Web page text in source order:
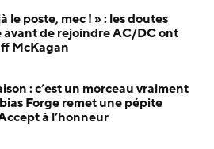
le poste, mec ! » : les doutes
avant de rejoindre AC/DC ont
McKagan
: c’est un morceau vraiment
Forge remet une pépite
à l’honneur